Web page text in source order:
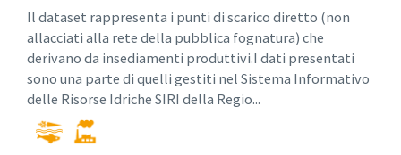
Il dataset rappresenta i punti di scarico diretto (non
allacciati alla rete della pubblica fognatura) che
derivano da insediamenti produttivi.I dati presentati
sono una parte di quelli gestiti nel Sistema Informativo
delle Risorse Idriche SIRI della Regio...